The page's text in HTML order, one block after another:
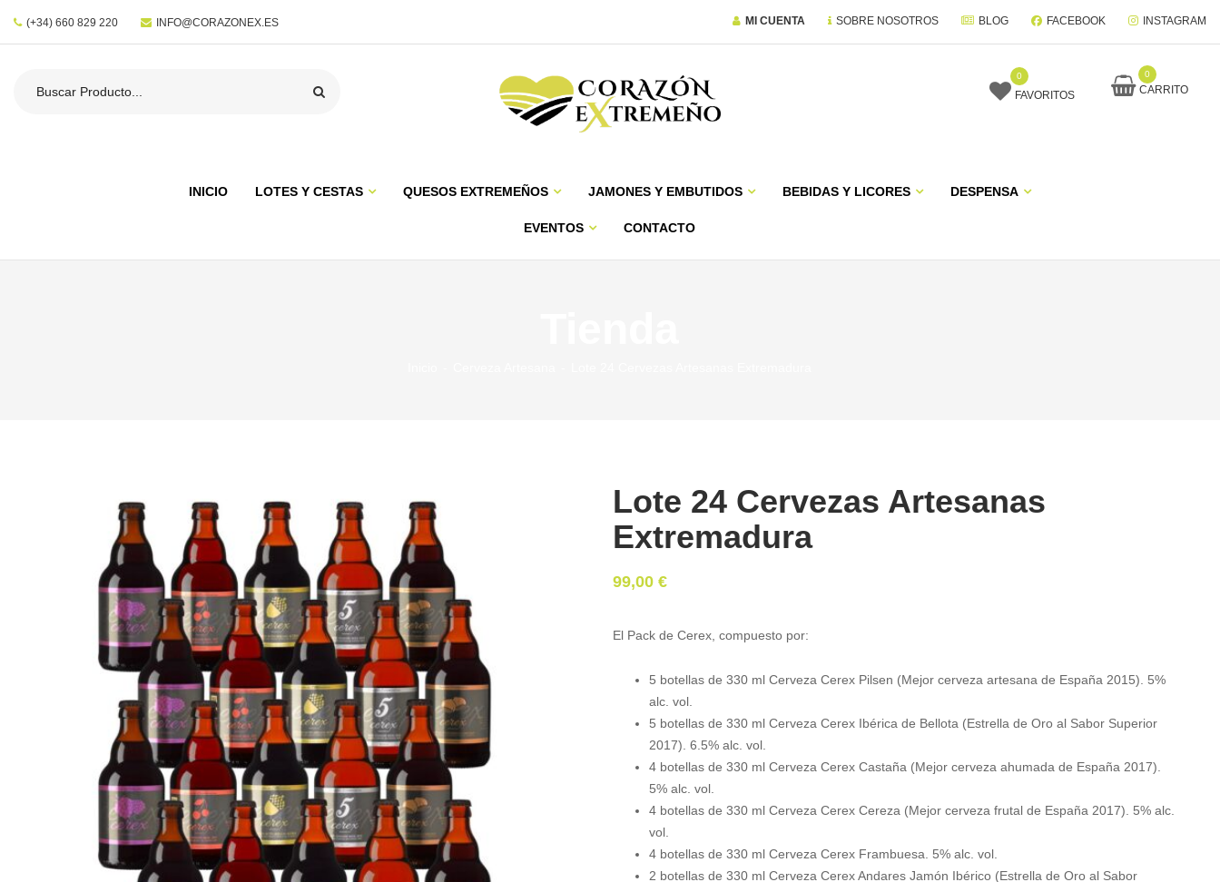
(+34) 660 829 220 INFO@CORAZONEX.ES MI CUENTA SOBRE NOSOTROS BLOG FACEBOOK INSTAGRAM
0
FAVORITOS
0
CARRITO
INICIO LOTES Y CESTAS QUESOS EXTREMEÑOS JAMONES Y EMBUTIDOS BEBIDAS Y LICORES DESPENSA
EVENTOS CONTACTO
Lote 24 Cervezas Artesanas
Extremadura
99,00 €
El Pack de Cerex, compuesto por:
5 botellas de 330 ml Cerveza Cerex Pilsen (Mejor cerveza artesana de España 2015). 5%
alc. vol.
5 botellas de 330 ml Cerveza Cerex Ibérica de Bellota (Estrella de Oro al Sabor Superior
2017). 6.5% alc. vol.
4 botellas de 330 ml Cerveza Cerex Castaña (Mejor cerveza ahumada de España 2017).
5% alc. vol.
4 botellas de 330 ml Cerveza Cerex Cereza (Mejor cerveza frutal de España 2017). 5% alc.
vol.
4 botellas de 330 ml Cerveza Cerex Frambuesa. 5% alc. vol.
2 botellas de 330 ml Cerveza Cerex Andares Jamón Ibérico (Estrella de Oro al Sabor